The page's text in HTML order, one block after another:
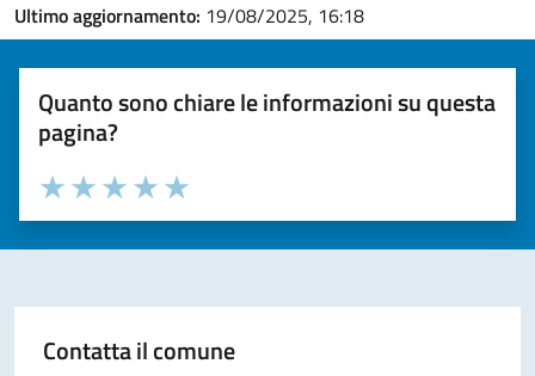
Ultimo aggiornamento: 19/08/2025, 16:18
Quanto sono chiare le informazioni su questa
pagina?
Valuta la chiarezza delle informazioni (da 1 a 5 stelle)
Seleziona il numero di stelle per valutare la chiarezza delle
Valuta 5 stelle su 5
Valuta 4 stelle su 5
Valuta 3 stelle su 5
Valuta 2 stelle su 5
Valuta 1 stelle su 5
Contatta il comune